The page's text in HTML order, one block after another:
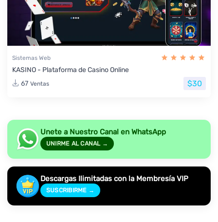
Sistemas Web
KASINO - Plataforma de Casino Online
67 Ventas $30
Unete a Nuestro Canal en WhatsApp
UNIRME AL CANAL →
Descargas Ilimitadas con la Membresía VIP
SUSCRIBIRME →